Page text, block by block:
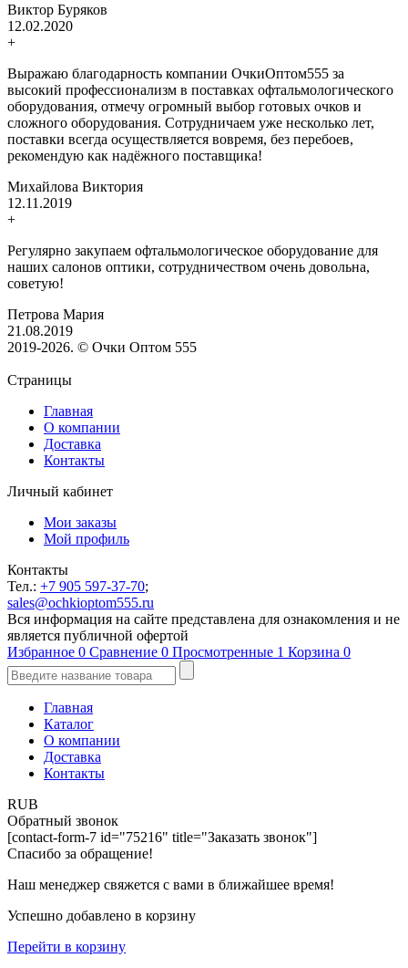
Виктор Буряков
12.02.2020
+
Выражаю благодарность компании ОчкиОптом555 за
высокий профессионализм в поставках офтальмологического
оборудования, отмечу огромный выбор готовых очков и
сложного оборудования. Сотрудничаем уже несколько лет,
поставки всегда осуществляется вовремя, без перебоев,
рекомендую как надёжного поставщика!
Михайлова Виктория
12.11.2019
+
Регулярно закупаем офтальмологическое оборудование для
наших салонов оптики, сотрудничеством очень довольна,
советую!
Петрова Мария
21.08.2019
2019-2026. © Очки Оптом 555
Страницы
Главная
О компании
Доставка
Контакты
Личный кабинет
Мои заказы
Мой профиль
Контакты
Тел.: +7 905 597-37-70;
sales@ochkioptom555.ru
Вся информация на сайте представлена для ознакомления и не
является публичной офертой
Избранное 0 Сравнение 0 Просмотренные 1 Корзина 0
Главная
Каталог
О компании
Доставка
Контакты
RUB
Обратный звонок
[contact-form-7 id="75216" title="Заказать звонок"]
Спасибо за обращение!
Наш менеджер свяжется с вами в ближайшее время!
Успешно добавлено в корзину
Перейти в корзину